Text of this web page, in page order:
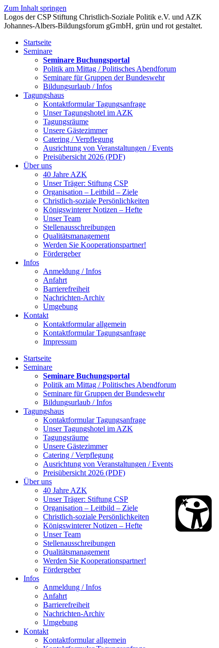
Zum Inhalt springen
Startseite
Seminare
Seminare Buchungsportal
Politik am Mittag / Politisches Abendforum
Seminare für Gruppen der Bundeswehr
Bildungsurlaub / Infos
Tagungshaus
Kontaktformular Tagungsanfrage
Unser Tagungshotel im AZK
Tagungsräume
Unsere Gästezimmer
Catering / Verpflegung
Ausrichtung von Veranstaltungen / Events
Preisübersicht 2026 (PDF)
Über uns
40 Jahre AZK
Unser Träger: Stiftung CSP
Organisation – Leitbild – Ziele
Christlich-soziale Persönlichkeiten
Königswinterer Notizen – Hefte
Unser Team
Stellenausschreibungen
Qualitätsmanagement
Werden Sie Kooperationspartner!
Fördergeber
Infos
Anmeldung / Infos
Anfahrt
Barrierefreiheit
Nachrichten-Archiv
Umgebung
Kontakt
Kontaktformular allgemein
Kontaktformular Tagungsanfrage
Impressum
Startseite
Seminare
Seminare Buchungsportal
Politik am Mittag / Politisches Abendforum
Seminare für Gruppen der Bundeswehr
Bildungsurlaub / Infos
Tagungshaus
Kontaktformular Tagungsanfrage
Unser Tagungshotel im AZK
Tagungsräume
Unsere Gästezimmer
Catering / Verpflegung
Ausrichtung von Veranstaltungen / Events
Preisübersicht 2026 (PDF)
Über uns
40 Jahre AZK
Unser Träger: Stiftung CSP
Organisation – Leitbild – Ziele
Christlich-soziale Persönlichkeiten
Königswinterer Notizen – Hefte
Unser Team
Stellenausschreibungen
Qualitätsmanagement
Werden Sie Kooperationspartner!
Fördergeber
Infos
Anmeldung / Infos
Anfahrt
Barrierefreiheit
Nachrichten-Archiv
Umgebung
Kontakt
Kontaktformular allgemein